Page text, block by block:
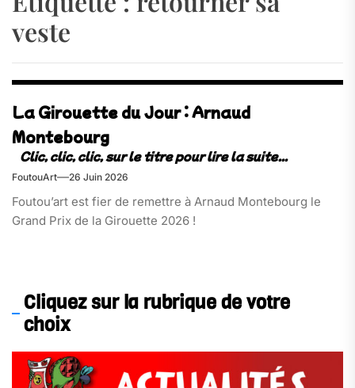
veste
La Girouette du Jour : Arnaud
Montebourg
FoutouArt 26 Juin 2026
Foutou’art est fier de remettre à Arnaud Montebourg le
Grand Prix de la Girouette 2026 !
Cliquez sur la rubrique de votre
choix